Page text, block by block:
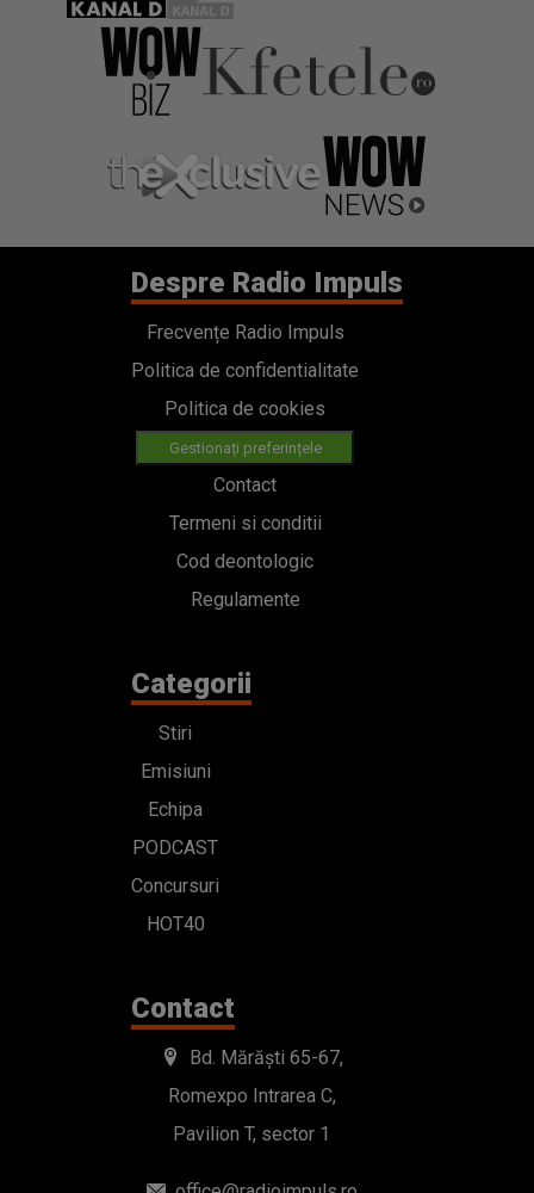
Despre Radio Impuls
Frecvențe Radio Impuls
Politica de confidentialitate
Politica de cookies
Gestionați preferințele
Contact
Termeni si conditii
Cod deontologic
Regulamente
Categorii
Stiri
Emisiuni
Echipa
PODCAST
Concursuri
HOT40
Contact
Bd. Mărăști 65-67,
Romexpo Intrarea C,
Pavilion T, sector 1